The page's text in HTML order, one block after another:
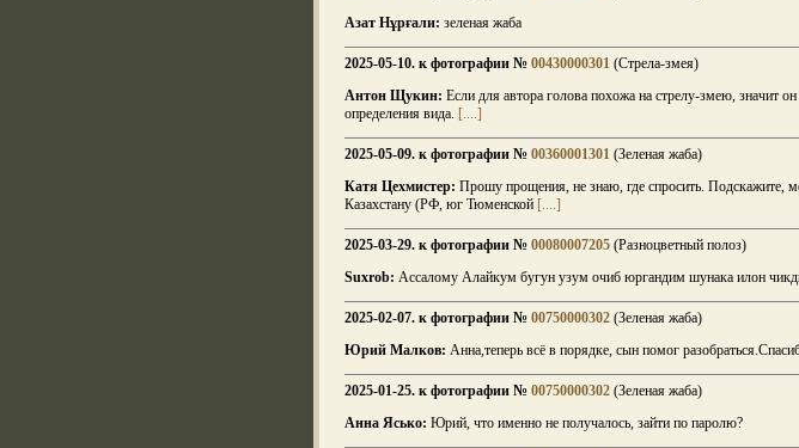
Азат Нұрғали: зеленая жаба
2025-05-10. к фотографии № 00430000301 (Стрела-змея)
Антон Щукин: Если для автора голова похожа на стрелу-змею, значит
определения вида. [....]
2025-05-09. к фотографии № 00360001301 (Зеленая жаба)
Катя Цехмистер: Прошу прощения, не знаю, где спросить. Подскажите,
Казахстану (РФ, юг Тюменской [....]
2025-03-29. к фотографии № 00080007205 (Разноцветный полоз)
Suxrob: Ассалому Алайкум бугун узум очиб юргандим шунака илон
2025-02-07. к фотографии № 00750000302 (Зеленая жаба)
Юрий Малков: Анна,теперь всё в порядке, сын помог
2025-01-25. к фотографии № 00750000302 (Зеленая жаба)
Анна Ясько: Юрий, что именно не получалось, зайти по паролю?